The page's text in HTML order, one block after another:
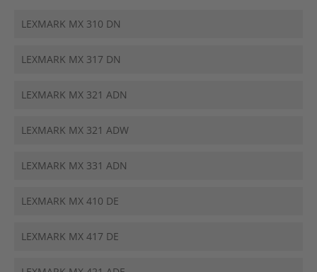
LEXMARK MX 310 DN
LEXMARK MX 317 DN
LEXMARK MX 321 ADN
LEXMARK MX 321 ADW
LEXMARK MX 331 ADN
LEXMARK MX 410 DE
LEXMARK MX 417 DE